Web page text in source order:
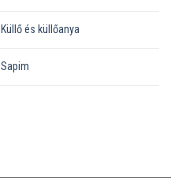
Küllő és küllőanya
Sapim